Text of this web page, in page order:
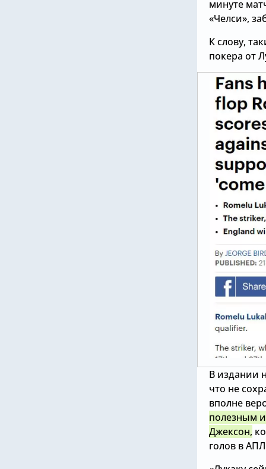
минуте
«Челси»,
К слову,
покера от
В издании
что не
вполне
полезным
Джексон,
голов в